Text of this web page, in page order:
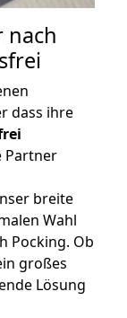
nach
dass ihre
Partner
breite
Wahl
Pocking. Ob
großes
Lösung